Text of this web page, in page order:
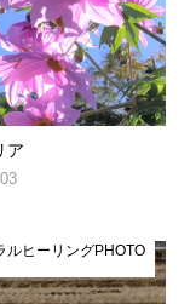
ア
ルヒーリングPHOTO